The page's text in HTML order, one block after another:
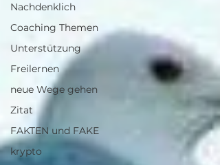
Nachdenklich
Coaching Themen
Unterstützung
Freilernen
neue Wege gehen
Zitat
FAKTEN und FAKE
krypto